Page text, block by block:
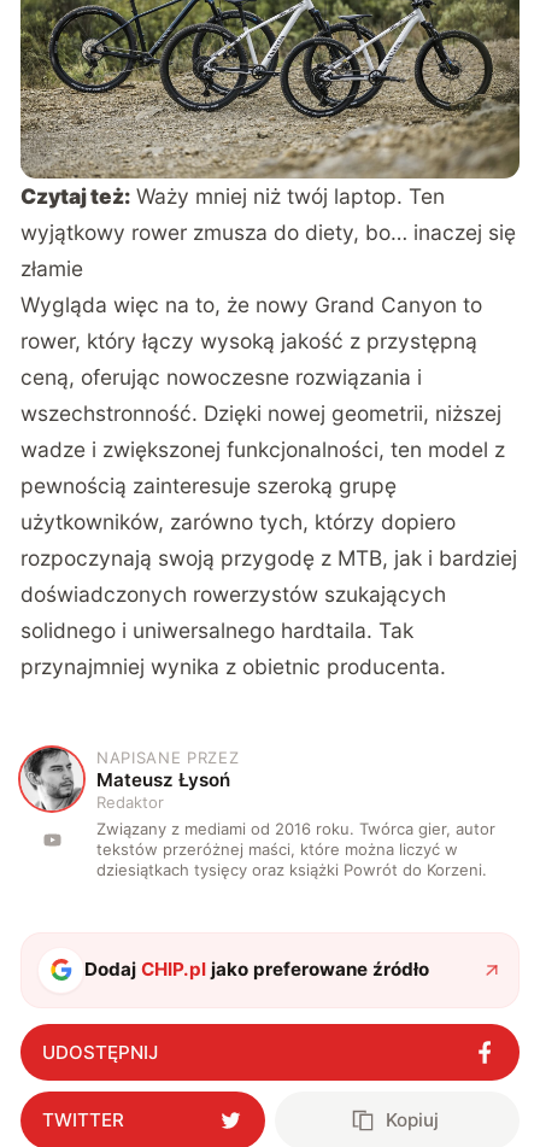
Czytaj też: Waży mniej niż twój laptop. Ten
wyjątkowy rower zmusza do diety, bo… inaczej się
złamie
Wygląda więc na to, że nowy Grand Canyon to
rower, który łączy wysoką jakość z przystępną
ceną, oferując nowoczesne rozwiązania i
wszechstronność. Dzięki nowej geometrii, niższej
wadze i zwiększonej funkcjonalności, ten model z
pewnością zainteresuje szeroką grupę
użytkowników, zarówno tych, którzy dopiero
rozpoczynają swoją przygodę z MTB, jak i bardziej
doświadczonych rowerzystów szukających
solidnego i uniwersalnego hardtaila. Tak
przynajmniej wynika z obietnic producenta.
M
NAPISANE PRZEZ
Mateusz Łysoń
Redaktor
Związany z mediami od 2016 roku. Twórca gier, autor
tekstów przeróżnej maści, które można liczyć w
dziesiątkach tysięcy oraz książki Powrót do Korzeni.
DodajCHIP.pl jako preferowane źródło
UDOSTĘPNIJ
TWITTER Kopiuj